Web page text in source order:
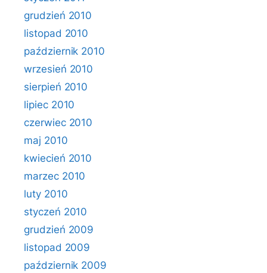
grudzień 2010
listopad 2010
październik 2010
wrzesień 2010
sierpień 2010
lipiec 2010
czerwiec 2010
maj 2010
kwiecień 2010
marzec 2010
luty 2010
styczeń 2010
grudzień 2009
listopad 2009
październik 2009